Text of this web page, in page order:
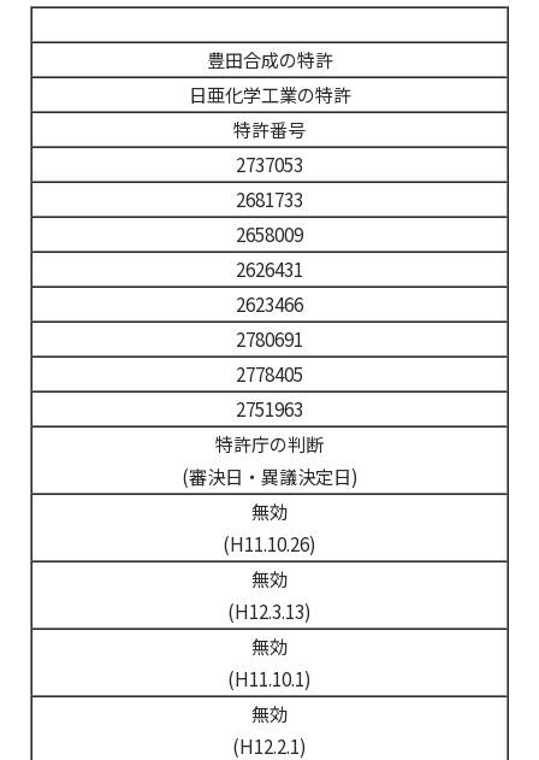
豊田合成の特許
日亜化学工業の特許
特許番号
2737053
2681733
2658009
2626431
2623466
2780691
2778405
2751963
特許庁の判断
(審決日・異議決定日)
無効
(H11.10.26)
無効
(H12.3.13)
無効
(H11.10.1)
無効
(H12.2.1)